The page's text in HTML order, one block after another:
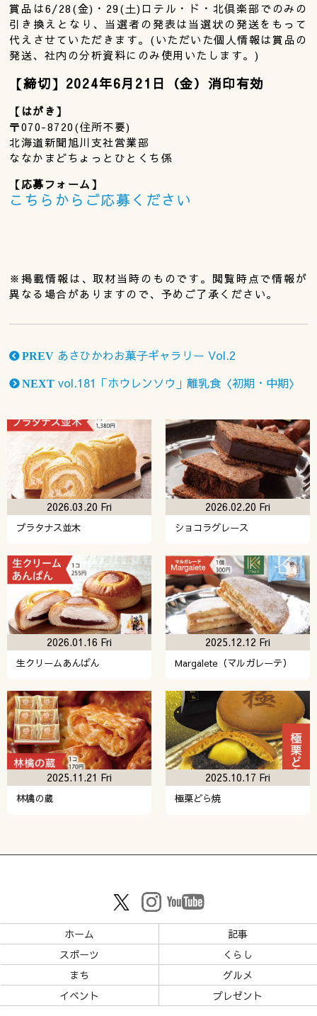
賞品は6/28(金)・29(土)ロテル・ド・北倶楽部でのみの
引き換えとなり、当選者の発表は当選状の発送をもって
代えさせていただきます。(いただいた個人情報は賞品の
発送、社内の分析資料にのみ使用いたします。)
【締切】2024年6月21日（金）消印有効
【はがき】
〒070-8720(住所不要)
北海道新聞旭川支社営業部
ななかまどちょっとひとくち係
【応募フォーム】
こちらからご応募ください
※掲載情報は、取材当時のものです。閲覧時点で情報が
異なる場合がありますので、予めご了承ください。
PREV あさひかわお菓子ギャラリー Vol.2
NEXT vol.181「ホウレンソウ」離乳食〈初期・中期〉
プラタナス並木
2026.03.20 Fri
ショコラグレース
2026.02.20 Fri
生クリームあんぱん
2026.01.16 Fri
Margalete（マルガレーテ）
2025.12.12 Fri
林檎の蔵
2025.11.21 Fri
極栗どら焼
2025.10.17 Fri
ホーム
記事
スポーツ
くらし
まち
グルメ
イベント
プレゼント